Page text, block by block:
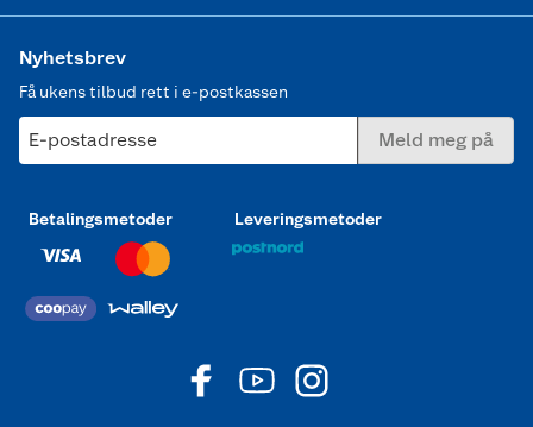
Nyhetsbrev
Få ukens tilbud rett i e-postkassen
E-postadresse Meld meg på
Betalingsmetoder Leveringsmetoder